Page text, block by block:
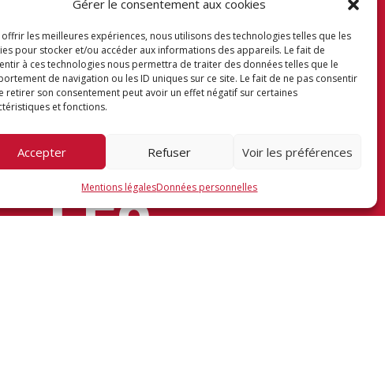
Gérer le consentement aux cookies
offrir les meilleures expériences, nous utilisons des technologies telles que les
pour stocker et/ou accéder aux informations des appareils. Le fait de
à ces technologies nous permettra de traiter des données telles que le
de navigation ou les ID uniques sur ce site. Le fait de ne pas consentir
retirer son consentement peut avoir un effet négatif sur certaines
et fonctions.
Accepter Refuser Voir les préférences
Mentions légalesDonnées personnelles
NOUS
SUR
LES